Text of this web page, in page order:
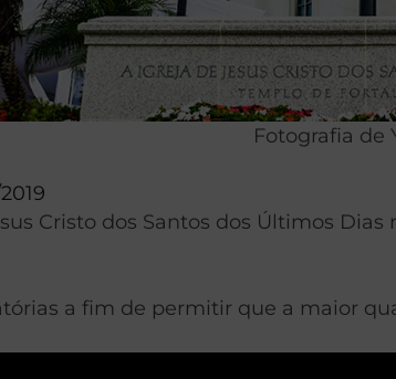
Fotografia de
Cristo dos Santos dos Últimos
a fim de permitir que a maior